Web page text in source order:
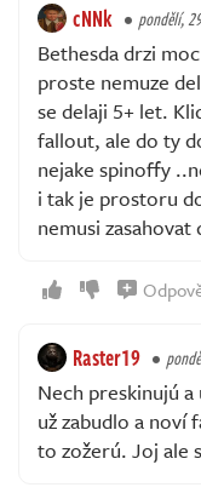
cNNk pondělí,
Bethesda drzi
proste nemuze
se delaji 5+ let.
fallout, ale do ty
nejake spinoffy
i tak je prostoru
nemusi
Raster19
Nech preskinujú
už zabudlo a noví
to zožerú. Joj ale